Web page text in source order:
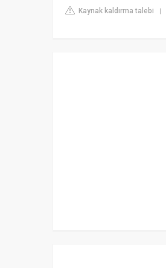
Kaynak kaldırma talebi |